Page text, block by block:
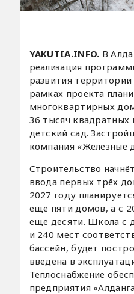
YAKUTIA.INFO. В
реализация
развития
рамках проекта
многоквартирных
36 тысяч
детский сад.
компания «Железные
Строительство
ввода первых трёх
2027 году
ещё пяти домов, а с
ещё десяти. Школа с
и 240 мест
бассейн, будет
введена в
Теплоснабжение
предприятия